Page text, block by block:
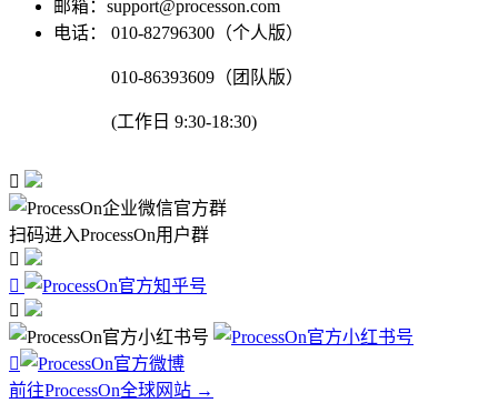
邮箱：support@processon.com
电话：
010-82796300（个人版）
010-86393609（团队版）
(工作日 9:30-18:30)

扫码进入ProcessOn用户群




前往ProcessOn全球网站 →